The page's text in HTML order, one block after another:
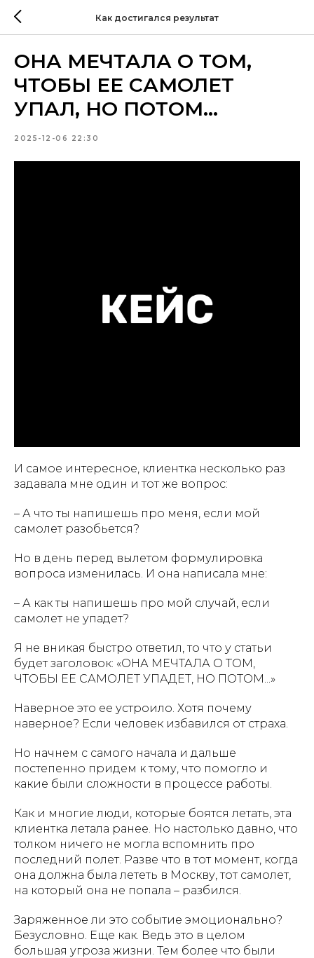
Как достигался результат
ОНА МЕЧТАЛА О ТОМ,
ЧТОБЫ ЕЕ САМОЛЕТ
УПАЛ, НО ПОТОМ...
2025-12-06 22:30
И самое интересное, клиентка несколько раз
задавала мне один и тот же вопрос:
– А что ты напишешь про меня, если мой
самолет разобьется?
Но в день перед вылетом формулировка
вопроса изменилась. И она написала мне:
– А как ты напишешь про мой случай, если
самолет не упадет?
Я не вникая быстро ответил, то что у статьи
будет заголовок: «ОНА МЕЧТАЛА О ТОМ,
ЧТОБЫ ЕЕ САМОЛЕТ УПАДЕТ, НО ПОТОМ...»
Наверное это ее устроило. Хотя почему
наверное? Если человек избавился от страха.
Но начнем с самого начала и дальше
постепенно придем к тому, что помогло и
какие были сложности в процессе работы.
Как и многие люди, которые боятся летать, эта
клиентка летала ранее. Но настолько давно, что
толком ничего не могла вспомнить про
последний полет. Разве что в тот момент, когда
она должна была лететь в Москву, тот самолет,
на который она не попала – разбился.
Заряженное ли это событие эмоционально?
Безусловно. Еще как. Ведь это в целом
большая угроза жизни. Тем более что были